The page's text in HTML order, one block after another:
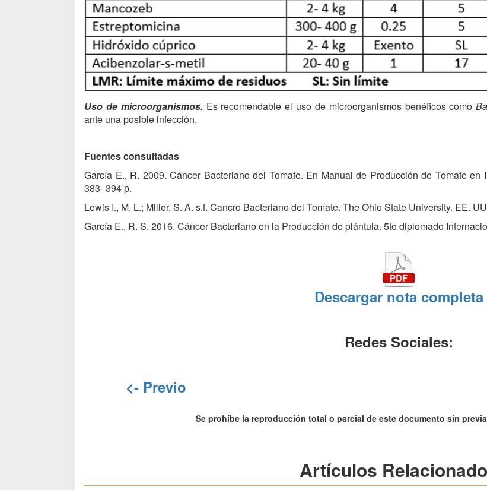
Uso de microorganismos. Es recomendable el uso de microorganismos benéficos como
ante una posible infección.
Fuentes consultadas
García E., R. 2009. Cáncer Bacteriano del Tomate. En Manual de Producción de Tomate en
383- 394 p.
Lewis I., M. L.; Miller, S. A. s.f. Cancro Bacteriano del Tomate. The Ohio State University. EE.
García E., R. S. 2016. Cáncer Bacteriano en la Producción de plántula. 5to diplomado
Descargar nota completa
Redes Sociales:
<- Previo
Se prohíbe la reproducción total o parcial de este documento sin
Artículos